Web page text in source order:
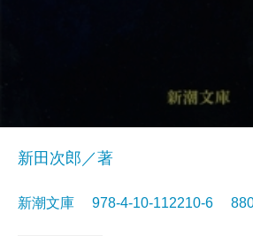
新田次郎／著
新潮文庫 978-4-10-112210-6